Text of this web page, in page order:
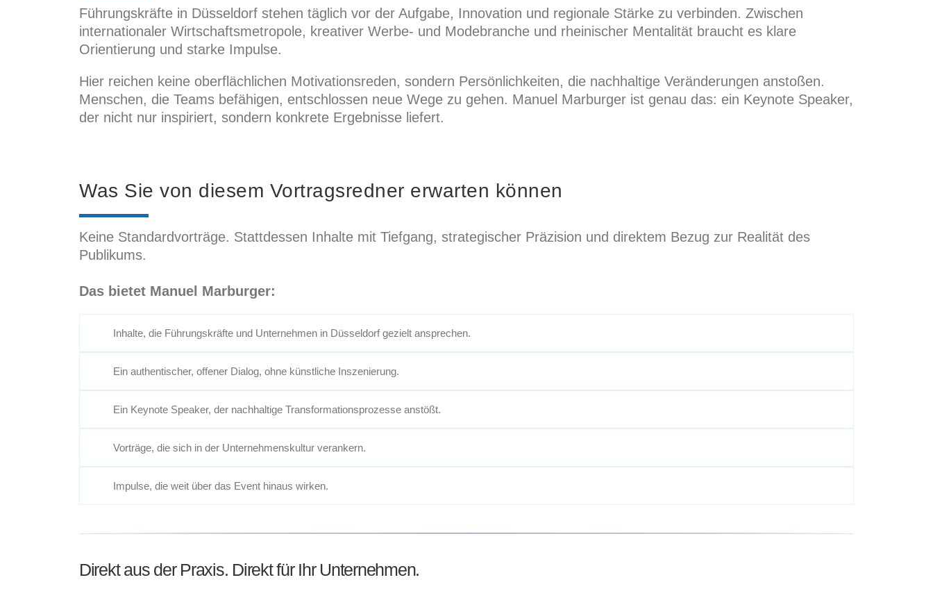
Führungskräfte in Düsseldorf stehen täglich vor der Aufgabe, Innovation und regionale Stärke zu verbinden. Zwischen
internationaler Wirtschaftsmetropole, kreativer Werbe- und Modebranche und rheinischer Mentalität braucht es klare
Orientierung und starke Impulse.
Hier reichen keine oberflächlichen Motivationsreden, sondern Persönlichkeiten, die nachhaltige Veränderungen anstoßen.
Menschen, die Teams befähigen, entschlossen neue Wege zu gehen. Manuel Marburger ist genau das: ein Keynote Speaker,
der nicht nur inspiriert, sondern konkrete Ergebnisse liefert.
Was Sie von diesem Vortragsredner erwarten können
Keine Standardvorträge. Stattdessen Inhalte mit Tiefgang, strategischer Präzision und direktem Bezug zur Realität des
Publikums.
Das bietet Manuel Marburger:
Inhalte, die Führungskräfte und Unternehmen in Düsseldorf gezielt ansprechen.
Ein authentischer, offener Dialog, ohne künstliche Inszenierung.
Ein Keynote Speaker, der nachhaltige Transformationsprozesse anstößt.
Vorträge, die sich in der Unternehmenskultur verankern.
Impulse, die weit über das Event hinaus wirken.
Direkt aus der Praxis. Direkt für Ihr Unternehmen.